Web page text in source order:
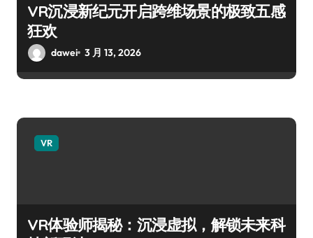
VR沉浸新纪元开启跨维场景的极致五感
狂欢
dawei 3 月 13, 2026
VR
VR体验师揭秘：沉浸虚拟，解锁未来科